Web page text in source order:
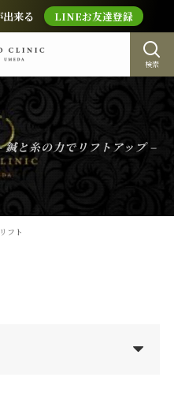
来る LINEお友達登録
検索
鍼と糸の力でリフトアップ –
フト